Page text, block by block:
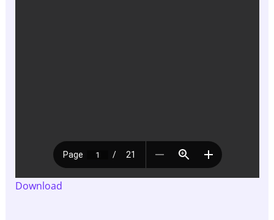
Download